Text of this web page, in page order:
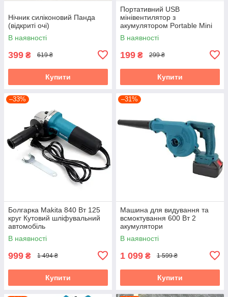
Нічник силіконовий Панда
(відкриті очі)
В наявності
399 ₴ 619 ₴
Купити
Портативний USB
мінівентилятор з
акумулятором Portable Mini
Fan (настільний)
В наявності
199 ₴ 299 ₴
Купити
–33%
Болгарка Makita 840 Вт 125
круг Кутовий шліфувальний
автомобіль
В наявності
999 ₴ 1 494 ₴
Купити
–31%
Машина для видування та
всмоктування 600 Вт 2
акумулятори
В наявності
1 099 ₴ 1 599 ₴
Купити